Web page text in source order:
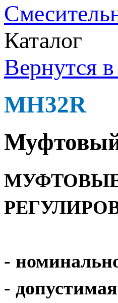
Каталог
Вернутся в
MH32R
-
-